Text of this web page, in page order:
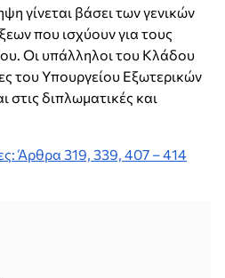
γίνεται βάσει των γενικών
που ισχύουν για τους
Οι υπάλληλοι του Κλάδου
του Υπουργείου Εξωτερικών
διπλωματικές και
Άρθρα 319, 339, 407 – 414